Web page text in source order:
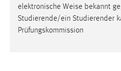
elektronische Weise bekannt
Studierende/ein Studierender
Prüfungskommission